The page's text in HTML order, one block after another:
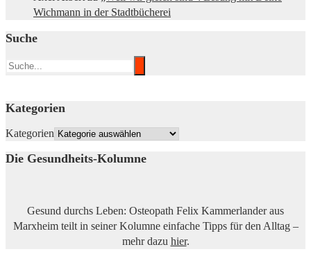
Wichmann in der Stadtbücherei
Suche
Kategorien
Kategorien
Die Gesundheits-Kolumne
Gesund durchs Leben: Osteopath Felix Kammerlander aus
Marxheim teilt in seiner Kolumne einfache Tipps für den Alltag –
mehr dazu hier.